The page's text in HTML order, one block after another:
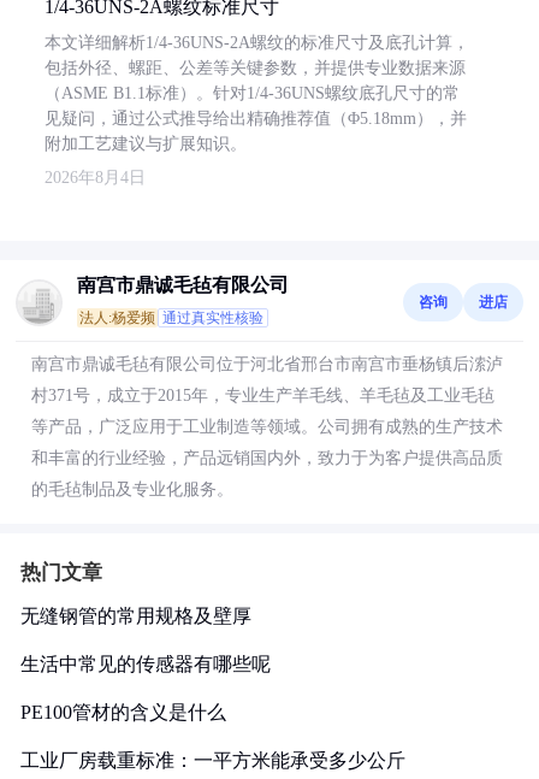
1/4-36UNS-2A螺纹标准尺寸
本文详细解析1/4-36UNS-2A螺纹的标准尺寸及底孔计算，
包括外径、螺距、公差等关键参数，并提供专业数据来源
（ASME B1.1标准）。针对1/4-36UNS螺纹底孔尺寸的常
见疑问，通过公式推导给出精确推荐值（Φ5.18mm），并
附加工艺建议与扩展知识。
2026年8月4日
南宫市鼎诚毛毡有限公司
法人:杨爱频 通过真实性核验
咨询 进店
南宫市鼎诚毛毡有限公司位于河北省邢台市南宫市垂杨镇后溹泸
村371号，成立于2015年，专业生产羊毛线、羊毛毡及工业毛毡
等产品，广泛应用于工业制造等领域。公司拥有成熟的生产技术
和丰富的行业经验，产品远销国内外，致力于为客户提供高品质
的毛毡制品及专业化服务。
热门文章
无缝钢管的常用规格及壁厚
生活中常见的传感器有哪些呢
PE100管材的含义是什么
工业厂房载重标准：一平方米能承受多少公斤